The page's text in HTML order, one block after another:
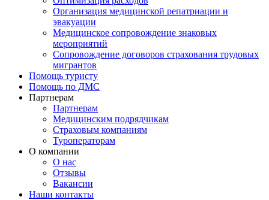
Организация медицинской репатриации и
эвакуации
Медицинское сопровождение знаковых
мероприятий
Сопровождение договоров страхования трудовых
мигрантов
Помощь туристу
Помощь по ДМС
Партнерам
Партнерам
Медицинским подрядчикам
Страховым компаниям
Туроператорам
О компании
О нас
Отзывы
Вакансии
Наши контакты